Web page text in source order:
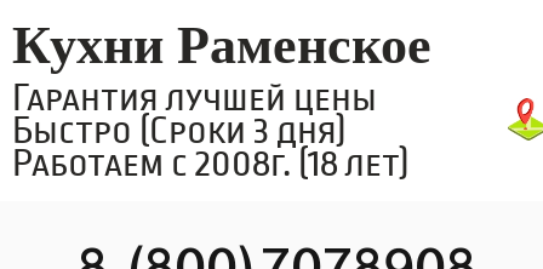
Кухни Раменское
Гарантия лучшей цены
Быстро (Сроки 3 дня)
Работаем с 2008г. (18 лет)
8 (800)7078908